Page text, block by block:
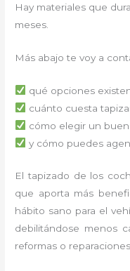
Hay materiales que
meses.
Más abajo te voy a
qué opciones
cuánto cuesta
cómo elegir un
y cómo puedes
El tapizado de los
que aporta más
hábito sano para el
debilitándose menos
reformas o